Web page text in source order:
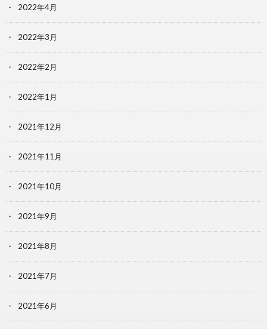
2022年4月
2022年3月
2022年2月
2022年1月
2021年12月
2021年11月
2021年10月
2021年9月
2021年8月
2021年7月
2021年6月